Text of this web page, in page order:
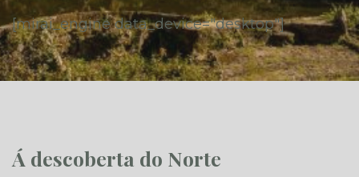
[mirai_engine data_device="desktop"]
Á descoberta do Norte